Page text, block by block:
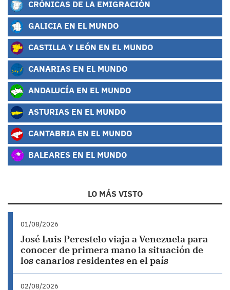
CRÓNICAS DE LA EMIGRACIÓN
GALICIA EN EL MUNDO
CASTILLA Y LEÓN EN EL MUNDO
CANARIAS EN EL MUNDO
ANDALUCÍA EN EL MUNDO
ASTURIAS EN EL MUNDO
CANTABRIA EN EL MUNDO
BALEARES EN EL MUNDO
LO MÁS VISTO
01/08/2026
José Luis Perestelo viaja a Venezuela para
conocer de primera mano la situación de
los canarios residentes en el país
02/08/2026